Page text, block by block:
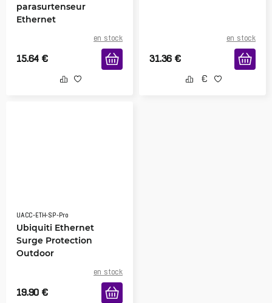
parasurtenseur
Ethernet
en stock
15.64 €
en stock
31.36 €
UACC-ETH-SP-Pro
Ubiquiti Ethernet
Surge Protection
Outdoor
en stock
19.90 €